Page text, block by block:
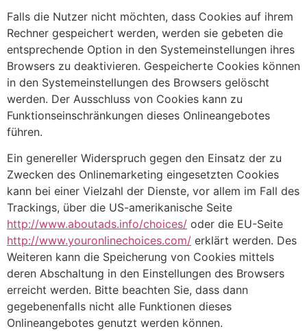
Falls die Nutzer nicht möchten, dass Cookies auf ihrem
Rechner gespeichert werden, werden sie gebeten die
entsprechende Option in den Systemeinstellungen ihres
Browsers zu deaktivieren. Gespeicherte Cookies können
in den Systemeinstellungen des Browsers gelöscht
werden. Der Ausschluss von Cookies kann zu
Funktionseinschränkungen dieses Onlineangebotes
führen.
Ein genereller Widerspruch gegen den Einsatz der zu
Zwecken des Onlinemarketing eingesetzten Cookies
kann bei einer Vielzahl der Dienste, vor allem im Fall des
Trackings, über die US-amerikanische Seite
http://www.aboutads.info/choices/ oder die EU-Seite
http://www.youronlinechoices.com/ erklärt werden. Des
Weiteren kann die Speicherung von Cookies mittels
deren Abschaltung in den Einstellungen des Browsers
erreicht werden. Bitte beachten Sie, dass dann
gegebenenfalls nicht alle Funktionen dieses
Onlineangebotes genutzt werden können.